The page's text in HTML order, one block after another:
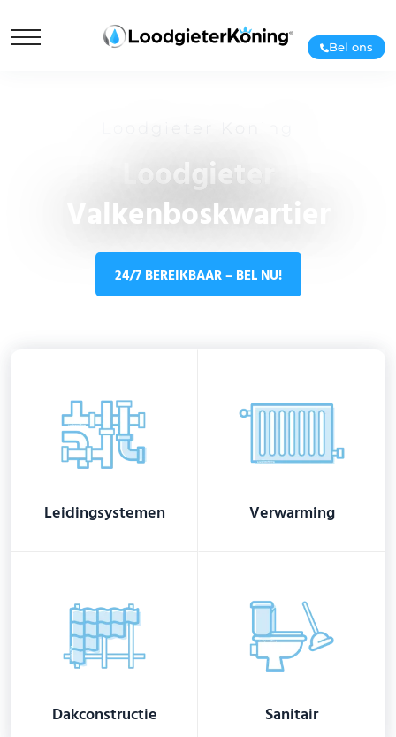
Bel ons
Loodgieter
Valkenboskwartier
24/7 BEREIKBAAR – BEL NU!
Leidingsystemen Verwarming
Dakconstructie Sanitair